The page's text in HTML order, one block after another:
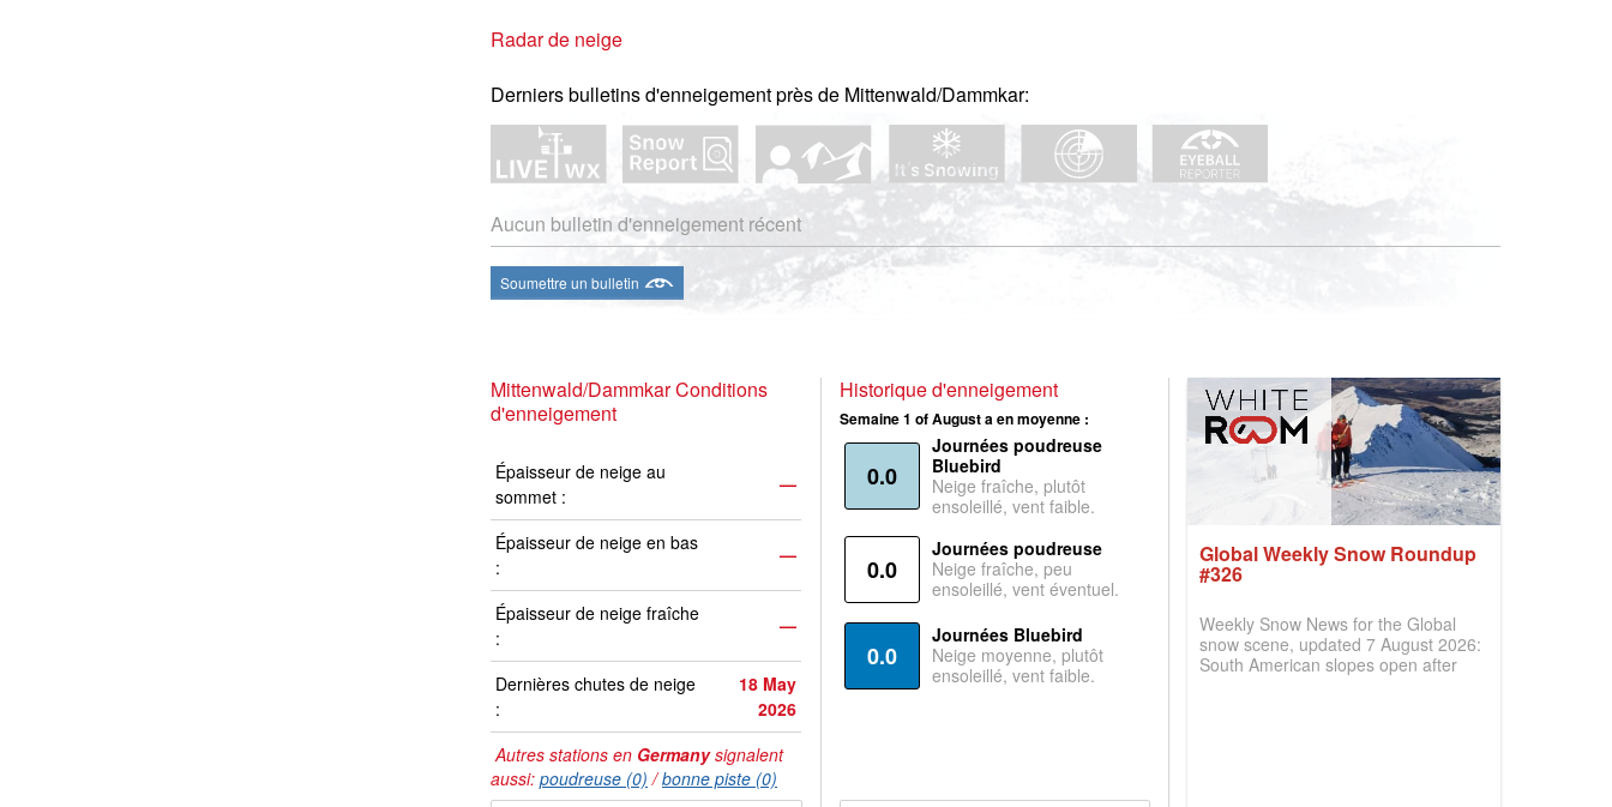
Radar de neige
Derniers bulletins d'enneigement près de Mittenwald/Dammkar:
Aucun bulletin d'enneigement récent
Soumettre un bulletin
Mittenwald/Dammkar Conditions
d'enneigement
Épaisseur de neige au
sommet :
—
Épaisseur de neige en bas
:
—
Épaisseur de neige fraîche
:
—
Dernières chutes de neige
:
18 May
2026
Autres stations en Germanysignalent
aussi: poudreuse (0) /bonne piste (0)
Historique d'enneigement
Semaine 1 of August a en moyenne :
0.0
Journées poudreuse
Bluebird
Neige fraîche, plutôt
ensoleillé, vent faible.
0.0
Journées poudreuse
Neige fraîche, peu
ensoleillé, vent éventuel.
0.0
Journées Bluebird
Neige moyenne, plutôt
ensoleillé, vent faible.
Global Weekly Snow Roundup
#326
Weekly Snow News for the Global
snow scene, updated 7 August 2026:
South American slopes open after